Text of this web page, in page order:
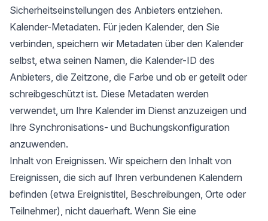
Sicherheitseinstellungen des Anbieters entziehen.
Kalender-Metadaten. Für jeden Kalender, den Sie
verbinden, speichern wir Metadaten über den Kalender
selbst, etwa seinen Namen, die Kalender-ID des
Anbieters, die Zeitzone, die Farbe und ob er geteilt oder
schreibgeschützt ist. Diese Metadaten werden
verwendet, um Ihre Kalender im Dienst anzuzeigen und
Ihre Synchronisations- und Buchungskonfiguration
anzuwenden.
Inhalt von Ereignissen. Wir speichern den Inhalt von
Ereignissen, die sich auf Ihren verbundenen Kalendern
befinden (etwa Ereignistitel, Beschreibungen, Orte oder
Teilnehmer), nicht dauerhaft. Wenn Sie eine